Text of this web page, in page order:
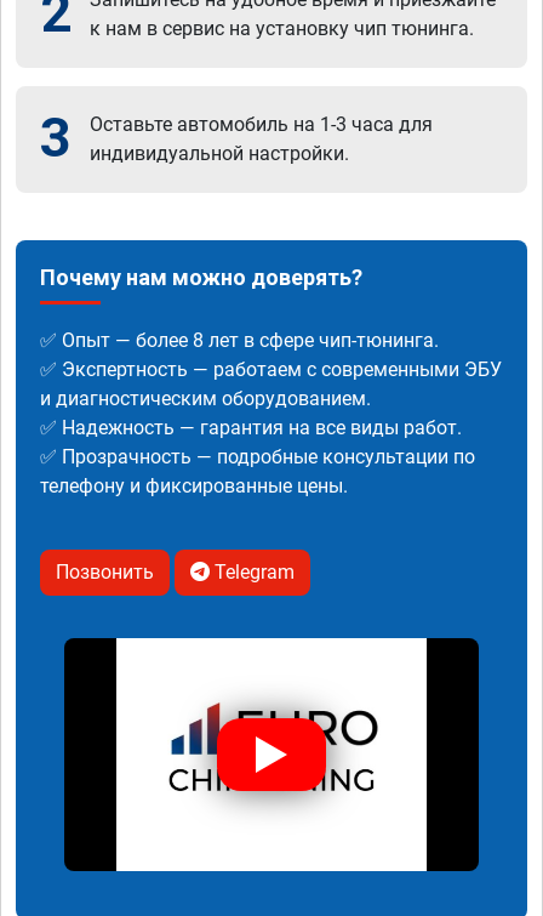
к нам в сервис на установку чип тюнинга.
3
Оставьте автомобиль на 1-3 часа для
индивидуальной настройки.
Почему нам можно доверять?
✅ Опыт — более 8 лет в сфере чип-тюнинга.
✅ Экспертность — работаем с современными ЭБУ
и диагностическим оборудованием.
✅ Надежность — гарантия на все виды работ.
✅ Прозрачность — подробные консультации по
телефону и фиксированные цены.
Позвонить Telegram